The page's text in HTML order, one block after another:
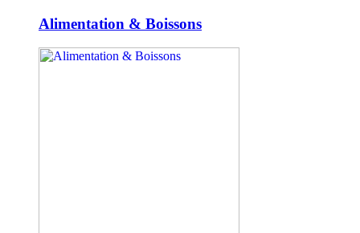
Alimentation & Boissons